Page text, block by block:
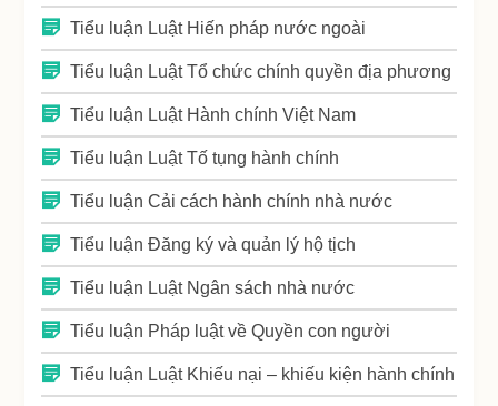
Tiểu luận Luật Hiến pháp nước ngoài
Tiểu luận Luật Tổ chức chính quyền địa phương
Tiểu luận Luật Hành chính Việt Nam
Tiểu luận Luật Tố tụng hành chính
Tiểu luận Cải cách hành chính nhà nước
Tiểu luận Đăng ký và quản lý hộ tịch
Tiểu luận Luật Ngân sách nhà nước
Tiểu luận Pháp luật về Quyền con người
Tiểu luận Luật Khiếu nại – khiếu kiện hành chính